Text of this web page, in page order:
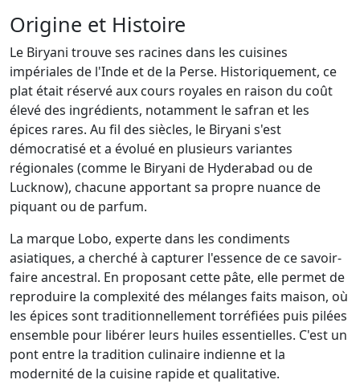
Origine et Histoire
Le Biryani trouve ses racines dans les cuisines
impériales de l'Inde et de la Perse. Historiquement, ce
plat était réservé aux cours royales en raison du coût
élevé des ingrédients, notamment le safran et les
épices rares. Au fil des siècles, le Biryani s'est
démocratisé et a évolué en plusieurs variantes
régionales (comme le Biryani de Hyderabad ou de
Lucknow), chacune apportant sa propre nuance de
piquant ou de parfum.
La marque Lobo, experte dans les condiments
asiatiques, a cherché à capturer l'essence de ce savoir-
faire ancestral. En proposant cette pâte, elle permet de
reproduire la complexité des mélanges faits maison, où
les épices sont traditionnellement torréfiées puis pilées
ensemble pour libérer leurs huiles essentielles. C'est un
pont entre la tradition culinaire indienne et la
modernité de la cuisine rapide et qualitative.